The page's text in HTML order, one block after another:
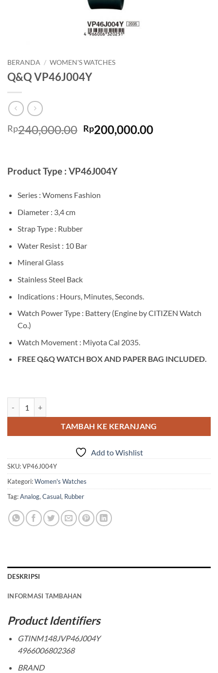
BERANDA / WOMEN'S WATCHES
Q&Q VP46J004Y
Rp240,000.00 Harga
aslinya
Rp240,000.00.
Rp200,000.00Harga
Product Type : VP46J004Y
Series : Womens Fashion
Diameter : 3,4 cm
Strap Type : Rubber
Water Resist : 10 Bar
Mineral Glass
Stainless Steel Back
Indications : Hours, Minutes, Seconds.
Watch Power Type : Battery (Engine by CITIZEN Watch
Co.)
Watch Movement : Miyota Cal 2035.
FREE Q&Q WATCH BOX AND PAPER BAG INCLUDED.
TAMBAH KE KERANJANG
Add to Wishlist
SKU:VP46J004Y
Kategori:Women's Watches
Tag:Analog, Casual, Rubber
DESKRIPSI
INFORMASI TAMBAHAN
Product Identifiers
GTINM148JVP46J004Y
4966006802368
BRAND